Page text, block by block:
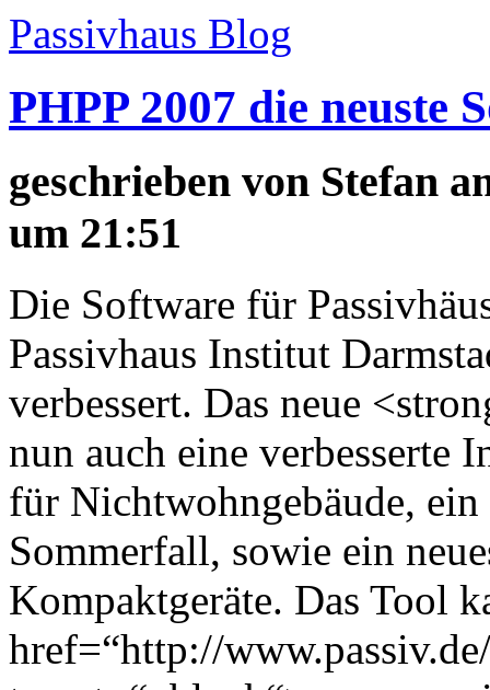
Passivhaus Blog
PHPP 2007 die neuste
geschrieben von Stefan
um 21:51
Die Software für
Passivhaus Institut
verbessert. Das neue
nun auch eine verbesserte
für Nichtwohngebäude, ein
Sommerfall, sowie ein
Kompaktgeräte. Das Tool
href=“http://